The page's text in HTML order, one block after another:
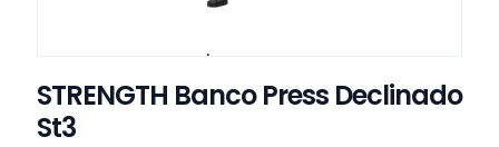
STRENGTH Banco Press Declinado
St3